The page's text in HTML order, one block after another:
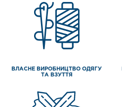
ВЛАСНЕ ВИРОБНИЦТВО ОДЯГУ
ТА ВЗУТТЯ